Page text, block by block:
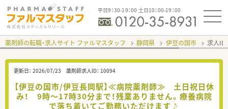
平日9：30-19：00 土日10：00-19：00
薬剤師の転職・求人サイト ファルマスタッフ 静岡県 伊豆の国市 求人ID
更新日： 2026/07/23 薬剤師求人ID： 10094
【伊豆の国市/伊豆長岡駅】≪病院薬剤師≫ 土日祝日休
み！ 9時～17時30分まで！残業ありません。療養病院
で落ち着いてご勤務いただけます♪